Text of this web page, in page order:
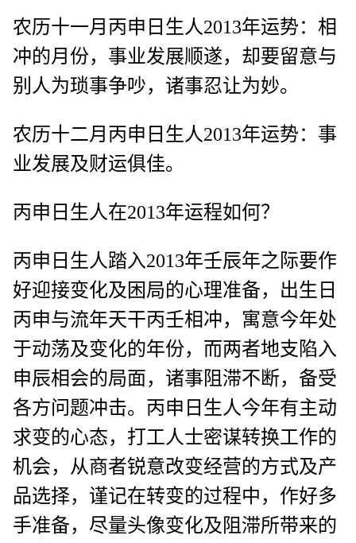
农历十一月丙申日生人2013年运势：相
冲的月份，事业发展顺遂，却要留意与
别人为琐事争吵，诸事忍让为妙。
农历十二月丙申日生人2013年运势：事
业发展及财运俱佳。
丙申日生人在2013年运程如何？
丙申日生人踏入2013年壬辰年之际要作
好迎接变化及困局的心理准备，出生日
丙申与流年天干丙壬相冲，寓意今年处
于动荡及变化的年份，而两者地支陷入
申辰相会的局面，诸事阻滞不断，备受
各方问题冲击。丙申日生人今年有主动
求变的心态，打工人士密谋转换工作的
机会，从商者锐意改变经营的方式及产
品选择，谨记在转变的过程中，作好多
手准备，尽量头像变化及阻滞所带来的